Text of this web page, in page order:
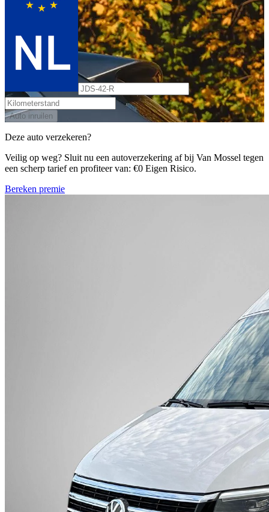
Auto inruilen
Deze auto verzekeren?
Veilig op weg? Sluit nu een autoverzekering af bij Van Mossel tegen
een scherp tarief en profiteer van: €0 Eigen Risico.
Bereken premie